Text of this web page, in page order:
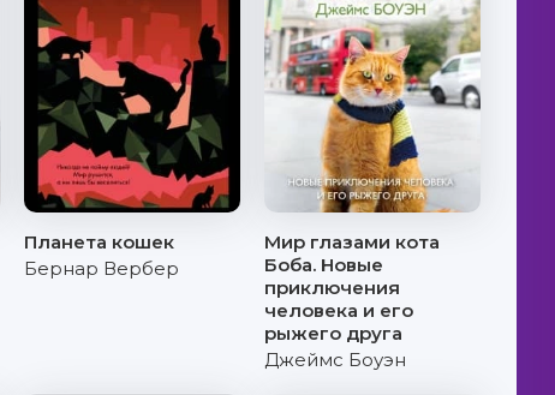
Планета кошек
Бернар Вербер
Мир глазами кота
Боба. Новые
приключения
человека и его
рыжего друга
Джеймс Боуэн